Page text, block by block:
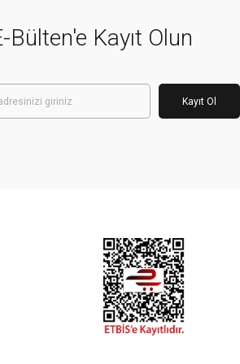
Bülten'e Kayıt Olun
Kayıt Ol